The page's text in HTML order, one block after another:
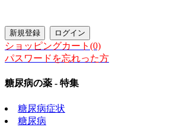
ショッピングカート(0)
パスワードを忘れった方
糖尿病の薬 - 特集
糖尿病症状
糖尿病